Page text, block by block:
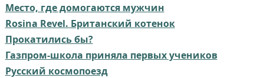
Место, где домогаются мужчин
Rosina Revel. Британский котенок
Прокатились бы?
Газпром-школа приняла первых учеников
Русский космопоезд